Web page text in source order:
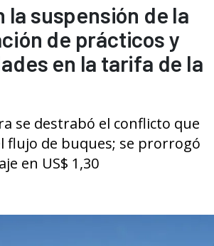
la suspensión de la
de prácticos y
en la tarifa de la
se destrabó el conflicto que
flujo de buques; se prorrogó
en US$ 1,30